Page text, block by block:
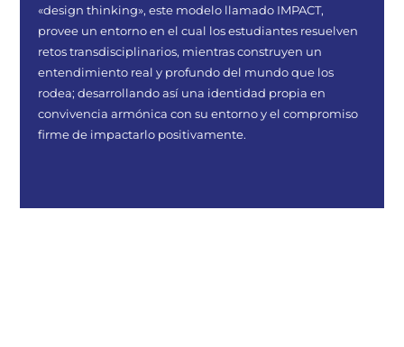
«design thinking», este modelo llamado IMPACT,
provee un entorno en el cual los estudiantes resuelven
retos transdisciplinarios, mientras construyen un
entendimiento real y profundo del mundo que los
rodea; desarrollando así una identidad propia en
convivencia armónica con su entorno y el compromiso
firme de impactarlo positivamente.